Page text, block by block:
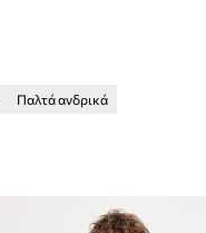
Παλτά ανδρικά